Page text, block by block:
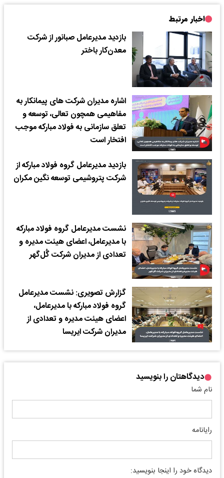
اخبار مرتبط
بازدید مدیرعامل صبانور از شرکت
معدن‌کار باختر
اشاره مدیران شرکت های پیمانکار به
مفاهیمی همچون تعالی، توسعه و
تعلق سازمانی به فولاد مبارکه موجب
افتخار است
بازدید مدیرعامل گروه فولاد مبارکه از
شرکت پتروشیمی توسعه نگین مکران
نشست مدیرعامل گروه فولاد مبارکه
با مدیرعامل، اعضای هیئت مدیره و
تعدادی از مدیران شرکت گُل‌گهر
گزارش تصویری: نشست مدیرعامل
گروه فولاد مبارکه با مدیرعامل،
اعضای هیئت مدیره و تعدادی از
مدیران شرکت ایریسا
دیدگاهتان را بنویسید
نام شما
رایانامه
دیدگاه خود را اینجا بنویسید: